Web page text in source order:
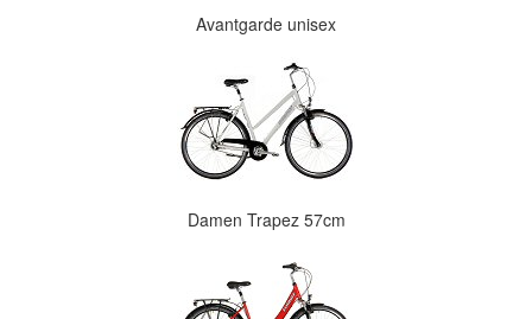
Avantgarde unisex
Damen Trapez 57cm